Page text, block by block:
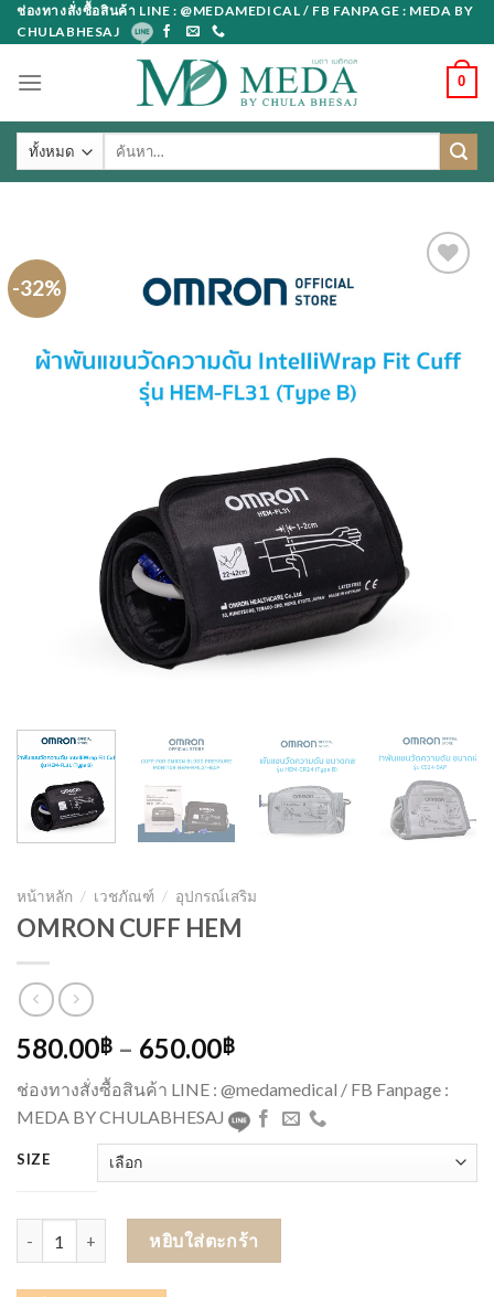
Skip
to
ช่องทางสั่งซื้อสินค้า LINE : @MEDAMEDICAL / FB FANPAGE : MEDA BY
CHULABHESAJ
0
ค้นหา:
-32%
หน้าหลัก / เวชภัณฑ์ / อุปกรณ์เสริม
OMRON CUFF HEM
580.00฿ – 650.00฿
ช่องทางสั่งซื้อสินค้า LINE : @medamedical / FB Fanpage :
MEDA BY CHULABHESAJ
SIZE
จำนวน OMRON CUFF HEM ชิ้น
หยิบใส่ตะกร้า